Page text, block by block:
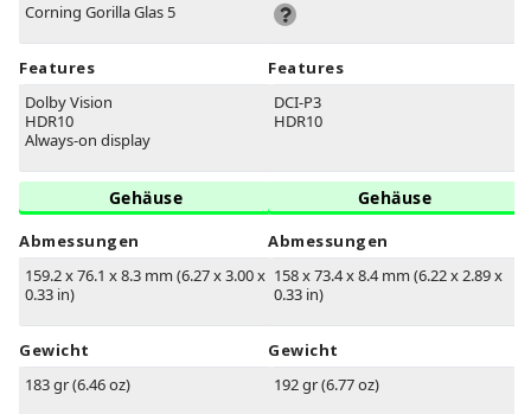
Corning Gorilla Glas 5
Features
Dolby Vision
HDR10
Always-on display
Gehäuse
Abmessungen
159.2 x 76.1 x 8.3 mm (6.27 x 3.00 x
0.33 in)
Gewicht
183 gr (6.46 oz)
Features
DCI-P3
HDR10
Gehäuse
Abmessungen
158 x 73.4 x 8.4 mm (6.22 x 2.89 x
0.33 in)
Gewicht
192 gr (6.77 oz)